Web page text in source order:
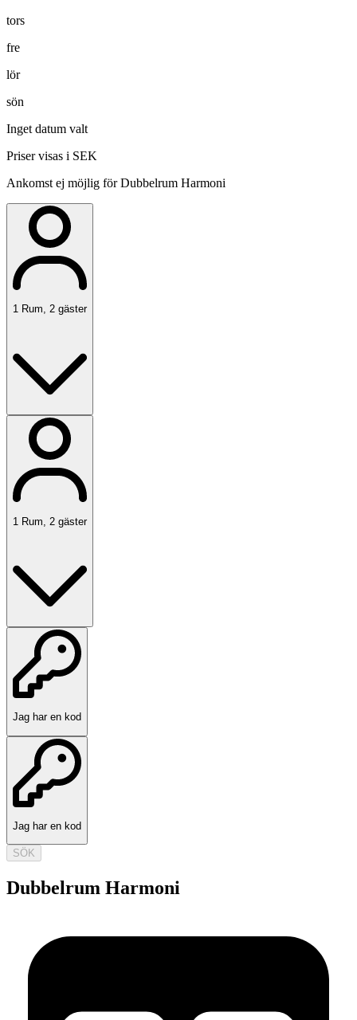
tors
fre
lör
sön
Inget datum valt
Priser visas i SEK
Ankomst ej möjlig för Dubbelrum Harmoni
1 Rum, 2 gäster
1 Rum 2 gäster
Jag har en kod
Jag har en kod
SÖK
Dubbelrum Harmoni